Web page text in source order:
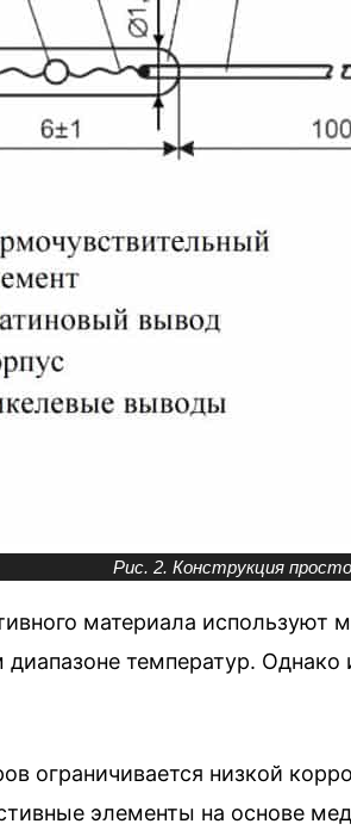
Рис. 2. Конструкция
материала
температур.
ограничивается низкой
элементы на основе